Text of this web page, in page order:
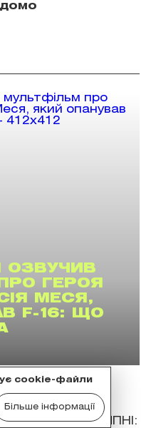
ОЗВУЧИВ
ГЕРОЯ
МЕСЯ,
F-16: ЩО
У ЛИПНІ:
cookie-файли
Більше інформації